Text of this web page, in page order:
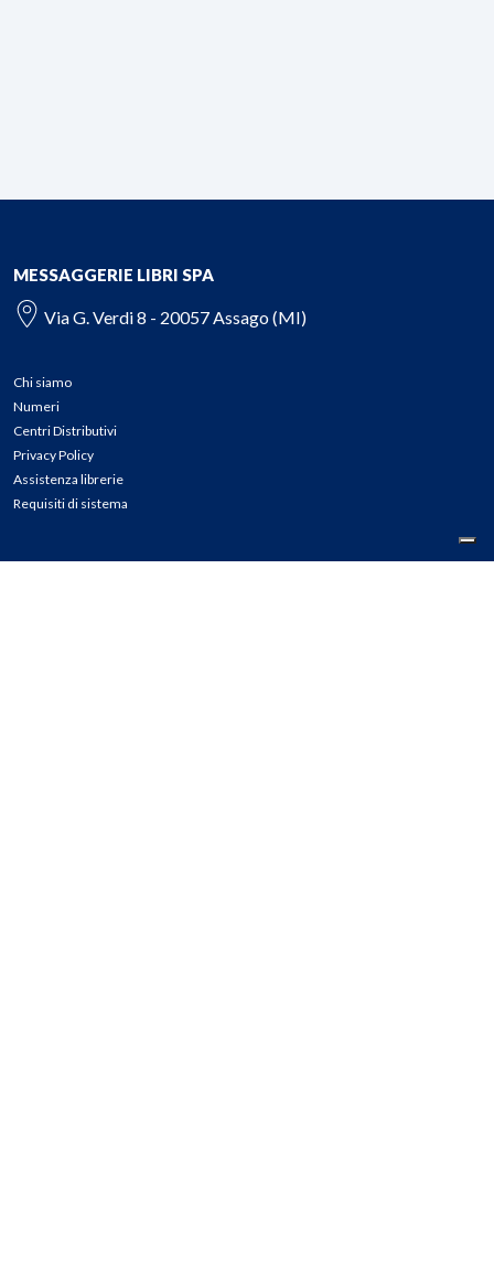
MESSAGGERIE LIBRI SPA
Via G. Verdi 8 - 20057 Assago (MI)
Chi siamo
Numeri
Centri Distributivi
Privacy Policy
Assistenza librerie
Requisiti di sistema
CONTATTI